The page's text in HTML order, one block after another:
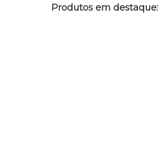
Produtos em destaque: